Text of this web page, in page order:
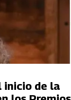
inicio de la